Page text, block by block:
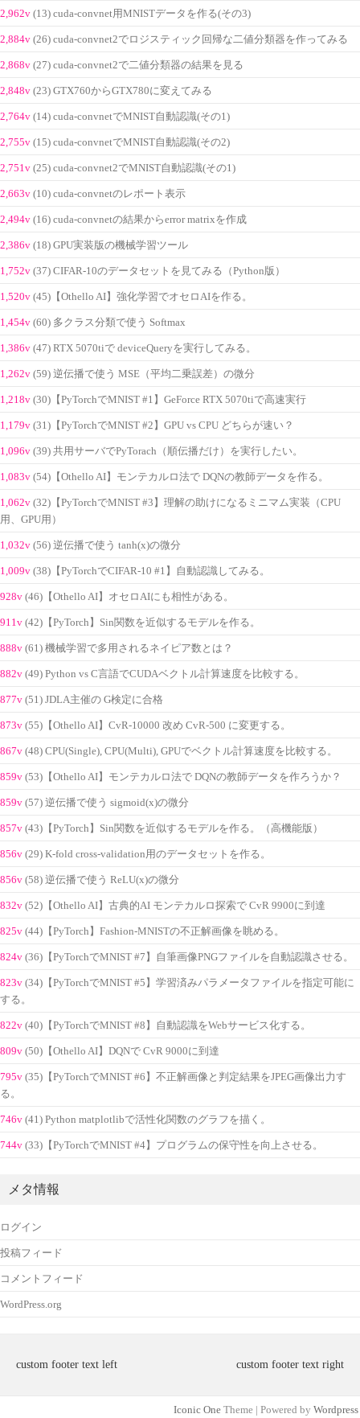
2,962v (13) cuda-convnet用MNISTデータを作る(その3)
2,884v (26) cuda-convnet2でロジスティック回帰な二値分類器を作ってみる
2,868v (27) cuda-convnet2で二値分類器の結果を見る
2,848v (23) GTX760からGTX780に変えてみる
2,764v (14) cuda-convnetでMNIST自動認識(その1)
2,755v (15) cuda-convnetでMNIST自動認識(その2)
2,751v (25) cuda-convnet2でMNIST自動認識(その1)
2,663v (10) cuda-convnetのレポート表示
2,494v (16) cuda-convnetの結果からerror matrixを作成
2,386v (18) GPU実装版の機械学習ツール
1,752v (37) CIFAR-10のデータセットを見てみる（Python版）
1,520v (45)【Othello AI】強化学習でオセロAIを作る。
1,454v (60) 多クラス分類で使う Softmax
1,386v (47) RTX 5070tiで deviceQueryを実行してみる。
1,262v (59) 逆伝播で使う MSE（平均二乗誤差）の微分
1,218v (30)【PyTorchでMNIST #1】GeForce RTX 5070tiで高速実行
1,179v (31)【PyTorchでMNIST #2】GPU vs CPU どちらが速い？
1,096v (39) 共用サーバでPyTorach（順伝播だけ）を実行したい。
1,083v (54)【Othello AI】モンテカルロ法で DQNの教師データを作る。
1,062v (32)【PyTorchでMNIST #3】理解の助けになるミニマム実装（CPU
用、GPU用）
1,032v (56) 逆伝播で使う tanh(x)の微分
1,009v (38)【PyTorchでCIFAR-10 #1】自動認識してみる。
928v (46)【Othello AI】オセロAIにも相性がある。
911v (42)【PyTorch】Sin関数を近似するモデルを作る。
888v (61) 機械学習で多用されるネイピア数とは？
882v (49) Python vs C言語でCUDAベクトル計算速度を比較する。
877v (51) JDLA主催の G検定に合格
873v (55)【Othello AI】CvR-10000 改め CvR-500 に変更する。
867v (48) CPU(Single), CPU(Multi), GPUでベクトル計算速度を比較する。
859v (53)【Othello AI】モンテカルロ法で DQNの教師データを作ろうか？
859v (57) 逆伝播で使う sigmoid(x)の微分
857v (43)【PyTorch】Sin関数を近似するモデルを作る。（高機能版）
856v (29) K-fold cross-validation用のデータセットを作る。
856v (58) 逆伝播で使う ReLU(x)の微分
832v (52)【Othello AI】古典的AI モンテカルロ探索で CvR 9900に到達
825v (44)【PyTorch】Fashion-MNISTの不正解画像を眺める。
824v (36)【PyTorchでMNIST #7】自筆画像PNGファイルを自動認識させる。
823v (34)【PyTorchでMNIST #5】学習済みパラメータファイルを指定可能に
する。
822v (40)【PyTorchでMNIST #8】自動認識をWebサービス化する。
809v (50)【Othello AI】DQNで CvR 9000に到達
795v (35)【PyTorchでMNIST #6】不正解画像と判定結果をJPEG画像出力す
る。
746v (41) Python matplotlibで活性化関数のグラフを描く。
744v (33)【PyTorchでMNIST #4】プログラムの保守性を向上させる。
メタ情報
ログイン
投稿フィード
コメントフィード
WordPress.org
custom footer text left custom footer text right
Iconic One Theme | Powered by Wordpress